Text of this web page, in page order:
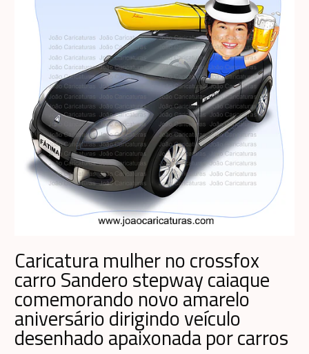
Caricatura mulher no crossfox
carro Sandero stepway caiaque
comemorando novo amarelo
aniversário dirigindo veículo
desenhado apaixonada por carros